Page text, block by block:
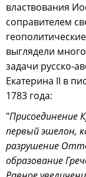
властвования
соправителем
выглядели
задачи русско-
Екатерина II в
1783 года:
"Присоединение
первый эшелон,
разрушение
образование